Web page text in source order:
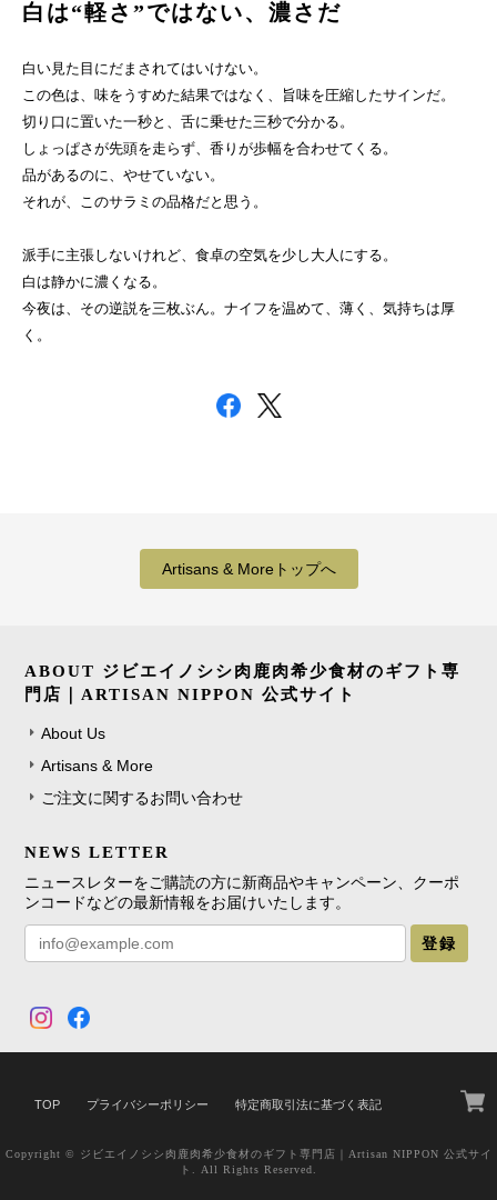
白は“軽さ”ではない、濃さだ
白い見た目にだまされてはいけない。
この色は、味をうすめた結果ではなく、旨味を圧縮したサインだ。
切り口に置いた一秒と、舌に乗せた三秒で分かる。
しょっぱさが先頭を走らず、香りが歩幅を合わせてくる。
品があるのに、やせていない。
それが、このサラミの品格だと思う。
派手に主張しないけれど、食卓の空気を少し大人にする。
白は静かに濃くなる。
今夜は、その逆説を三枚ぶん。ナイフを温めて、薄く、気持ちは厚
く。
Artisans & Moreトップへ
ABOUT ジビエイノシシ肉鹿肉希少食材のギフト専
門店｜ARTISAN NIPPON 公式サイト
About Us
Artisans & More
ご注文に関するお問い合わせ
NEWS LETTER
ニュースレターをご購読の方に新商品やキャンペーン、クーポ
ンコードなどの最新情報をお届けいたします。
登録
TOP プライバシーポリシー 特定商取引法に基づく表記
Copyright © ジビエイノシシ肉鹿肉希少食材のギフト専門店｜Artisan NIPPON 公式サイ
ト. All Rights Reserved.